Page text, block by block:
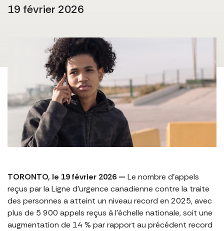
19 février 2026
TORONTO, le 19 février 2026 — Le nombre d’appels
reçus par la Ligne d’urgence canadienne contre la traite
des personnes a atteint un niveau record en 2025, avec
plus de 5 900 appels reçus à l’échelle nationale, soit une
augmentation de 14 % par rapport au précédent record